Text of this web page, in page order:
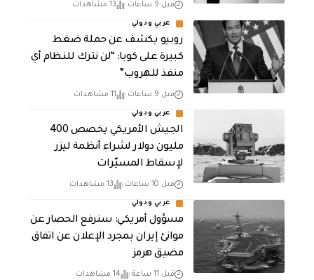
قبل 9 ساعات 13 مشاهدات
عربي ودولي
روبيو يكشف عن حملة ضغط
كبيرة على كوبا: “لن نترك للنظام أي
منفذ للهروب”
قبل 9 ساعات 11 مشاهدات
عربي ودولي
الجيش الأمريكي يخصص 400
مليون دولار لشراء أنظمة ليزر
لإسقاط المسيّرات
قبل 10 ساعات 13 مشاهدات
عربي ودولي
مسؤول أمريكي: سنرفع الحصار عن
موانئ إيران بمجرد الإعلان عن اتفاق
مضيق هرمز
قبل 11 ساعة 14 مشاهدات